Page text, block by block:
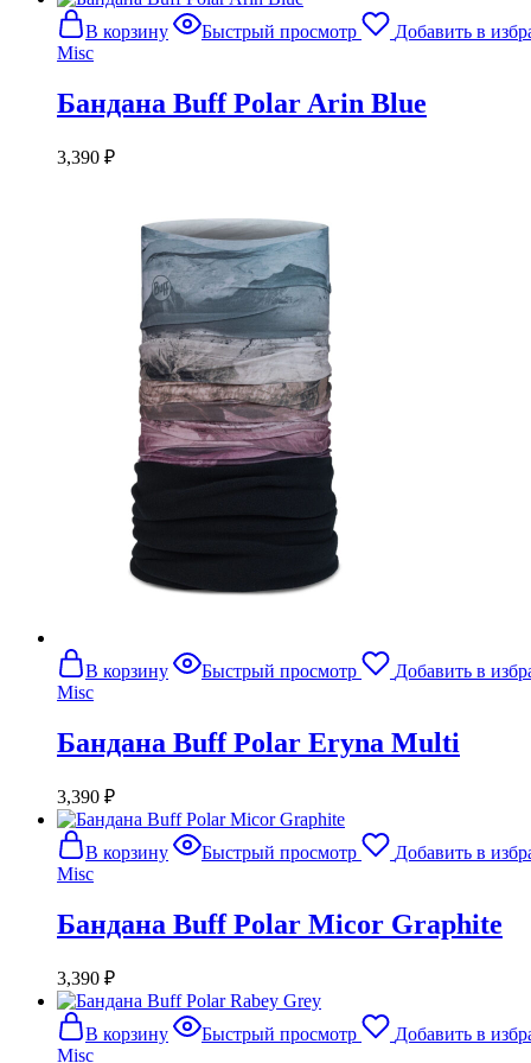
В корзину Быстрый просмотр
Добавить в
Misc
Бандана Buff Polar Arin Blue
3,390 ₽
В корзину Быстрый просмотр
Добавить в
Misc
Бандана Buff Polar Eryna Multi
3,390 ₽
В корзину Быстрый просмотр
Добавить в
Misc
Бандана Buff Polar Micor Graphite
3,390 ₽
В корзину Быстрый просмотр
Добавить в
Misc